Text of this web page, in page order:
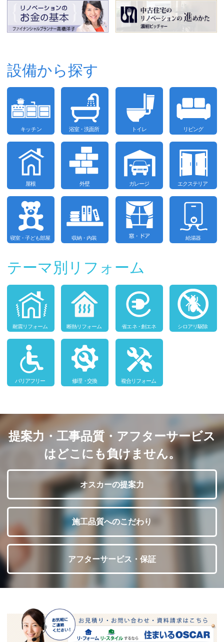
設備から探す
テーマ別リフォーム
提案力・工事品質・アフターサービス
はどこにも負けません。
オスカーの提案力
施工品質へのこだわり
アフターサービス・保証